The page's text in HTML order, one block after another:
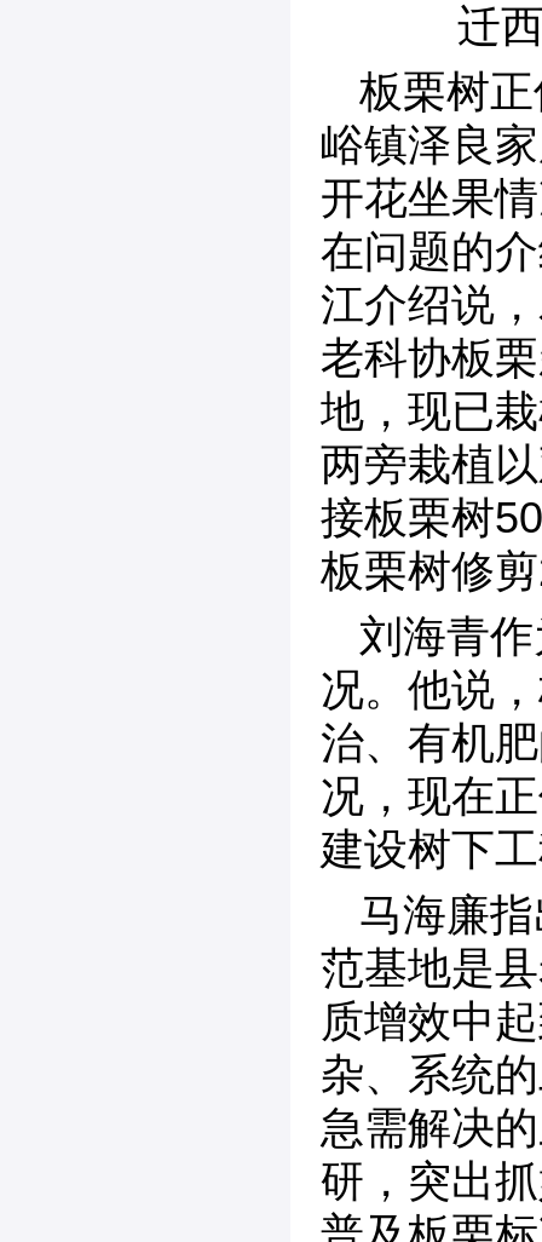
迁
板栗树
峪镇泽良
开花坐果
在问题的
江介绍说
老科协板
地，现已
两旁栽植
接板栗树
板栗树修
刘海青
况。他说
治、有机
况，现在
建设树下
马海廉
范基地是
质增效中
杂、系统
急需解决
研，突出